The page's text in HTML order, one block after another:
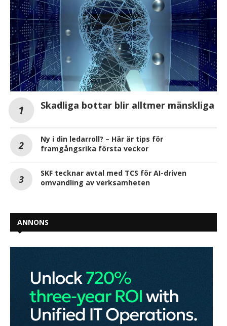
Skadliga bottar blir alltmer mänskliga
Ny i din ledarroll? – Här är tips för
framgångsrika första veckor
SKF tecknar avtal med TCS för AI-driven
omvandling av verksamheten
ANNONS